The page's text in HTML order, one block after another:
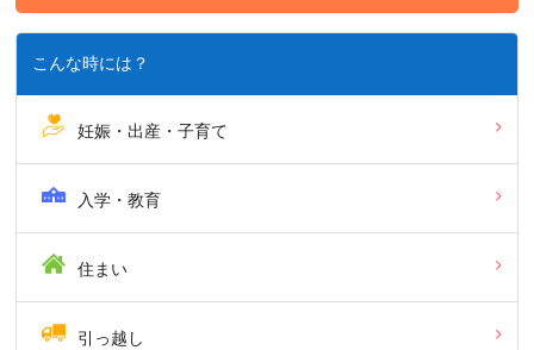
こんな時には？
妊娠・出産・子育て
入学・教育
住まい
引っ越し